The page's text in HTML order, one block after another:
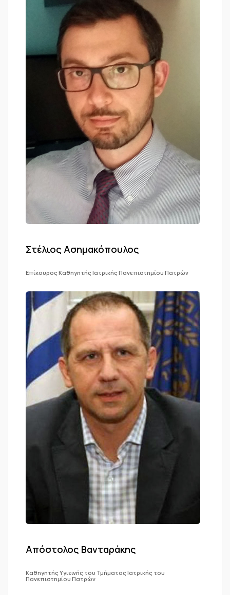
Στέλιος Ασημακόπουλος
Επίκουρος Καθηγητής Ιατρικής Πανεπιστημίου Πατρών
Απόστολος Βανταράκης
Καθηγητής Υγιεινής του Τμήματος Ιατρικής του
Πανεπιστημίου Πατρών